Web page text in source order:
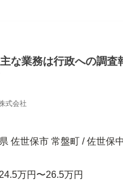
な業務は行政への調査
式会社
佐世保市 常盤町 / 佐世保
万円〜26.5万円